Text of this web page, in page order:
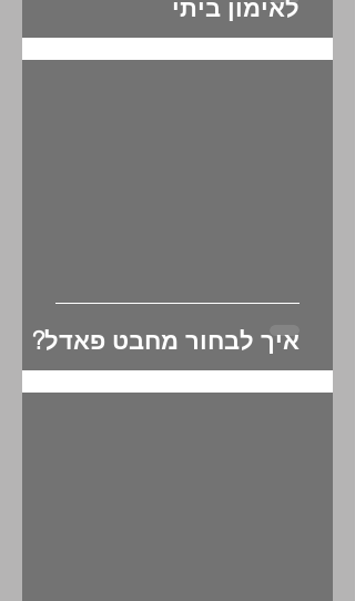
אביזרי כושר מומלצים
לאימון ביתי
איך לבחור מחבט פאדל?